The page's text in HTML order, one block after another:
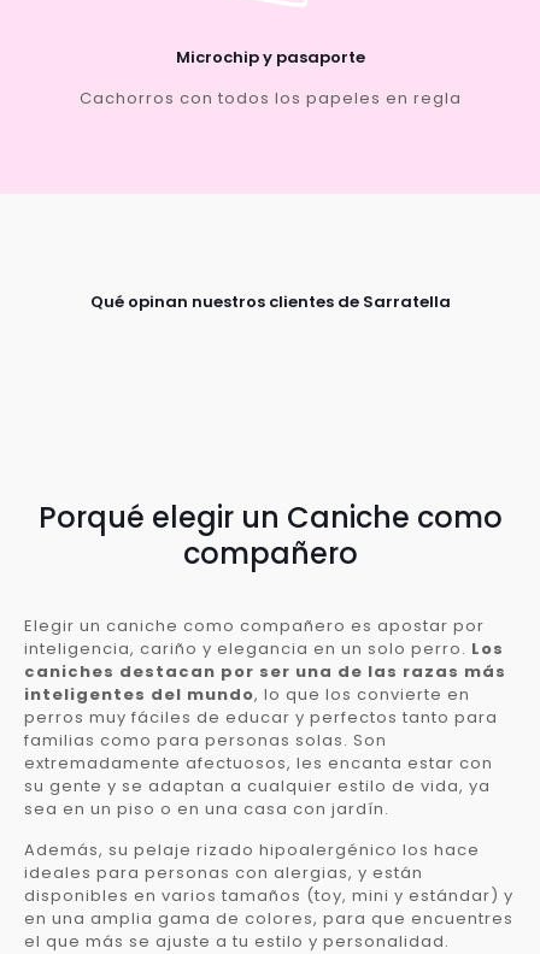
Microchip y pasaporte
Cachorros con todos los papeles en regla
Qué opinan nuestros clientes de Sarratella
Porqué elegir un Caniche como
compañero
Elegir un caniche como compañero es apostar por
inteligencia, cariño y elegancia en un solo perro. Los
caniches destacan por ser una de las razas más
inteligentes del mundo, lo que los convierte en
perros muy fáciles de educar y perfectos tanto para
familias como para personas solas. Son
extremadamente afectuosos, les encanta estar con
su gente y se adaptan a cualquier estilo de vida, ya
sea en un piso o en una casa con jardín.
Además, su pelaje rizado hipoalergénico los hace
ideales para personas con alergias, y están
disponibles en varios tamaños (toy, mini y estándar) y
en una amplia gama de colores, para que encuentres
el que más se ajuste a tu estilo y personalidad.